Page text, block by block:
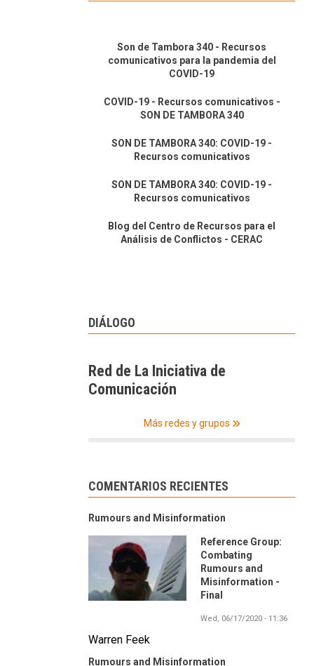
Son de Tambora 340 - Recursos
comunicativos para la pandemia del
COVID-19
COVID-19 - Recursos comunicativos -
SON DE TAMBORA 340
SON DE TAMBORA 340: COVID-19 -
Recursos comunicativos
SON DE TAMBORA 340: COVID-19 -
Recursos comunicativos
Blog del Centro de Recursos para el
Análisis de Conflictos - CERAC
DIÁLOGO
Red de La Iniciativa de
Comunicación
Más redes y grupos
COMENTARIOS RECIENTES
Rumours and Misinformation
Reference Group:
Combating
Rumours and
Misinformation -
Final
Wed, 06/17/2020 - 11:36
Warren Feek
Rumours and Misinformation